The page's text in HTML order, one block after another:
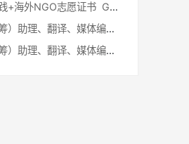
外研社实践+海外NGO志愿证书 GAPPER x 外研社
代表处（筹）助理、翻译、媒体编辑、新闻方向实习生 国际志愿者协会（IAVE）中国代表处（筹）
代表处（筹）助理、翻译、媒体编辑、新闻方向实习生 国际志愿者协会（IAVE）中国代表处（筹）